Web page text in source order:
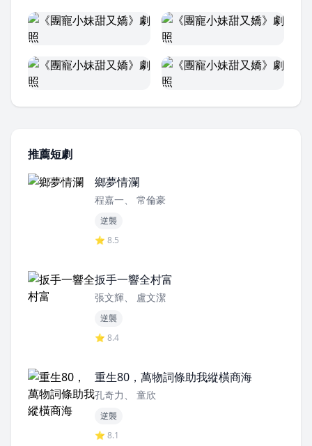
推薦短劇
鄉夢情瀾
程嘉一、 常倫豪
逆襲
⭐ 8.5
扳手一響全村富
張文輝、 盧文潔
逆襲
⭐ 8.4
重生80，萬物詞條助我縱橫商海
孔奇力、 童欣
逆襲
⭐ 8.1